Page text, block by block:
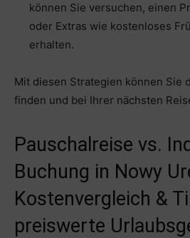
können Sie versuchen, einen
oder Extras wie kostenloses
erhalten.
Mit diesen Strategien können Sie
finden und bei Ihrer nächsten
Pauschalreise vs.
Buchung in Nowy
Kostenvergleich &
preiswerte